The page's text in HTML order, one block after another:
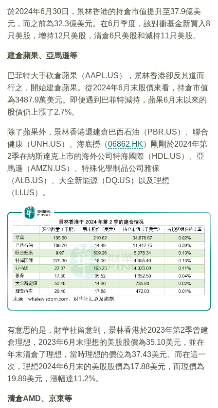
於2024年6月30日，景林香港的持倉市值提升至37.9億美
元，而之前為32.3億美元。在6月季度，該對衝基金新買入8
只美股，增持12只美股，清倉6只美股和減持11只美股。
建倉蘋果、亞馬遜等
巴菲特大手砍倉蘋果（AAPL.US），景林香港卻反其道而
行之，開始建倉蘋果。從2024年6月末股價來看，持倉市值
為3487.9萬美元。即便遇到巴菲特減持，蘋果6月末以來的
股價仍上漲了2.7%。
除了蘋果外，景林香港還建倉巴西石油（PBR.US）、聯合
健康（UNH.US）、海底撈（06862.HK）剛剛於2024年第
2季在納斯達克上市的海外公司特海國際（HDL.US）、亞
馬遜（AMZN.US）、特殊化學制品公司雅保
（ALB.US）、大全新能源（DQ.US）以及理想
（LI.US）。
有意思的是，財華社留意到，景林香港於2023年第2季曾建
倉理想，2023年6月末理想的美股股價為35.10美元，並在
年末清倉了理想，當時理想的價位為37.43美元。而在這一
次，理想2024年6月末的美股股價為17.88美元，而現價為
19.89美元，漲幅達11.2%。
清倉AMD、京東等